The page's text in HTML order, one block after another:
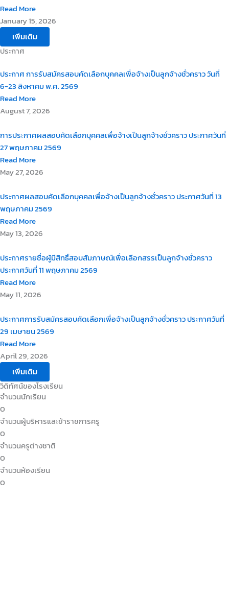
Read More
January 15, 2026
เพิ่มเติม
ประกาศ
ประกาศ การรับสมัครสอบคัดเลือกบุคคลเพื่อจ้างเป็นลูกจ้างชั่วคราว วันที่
6-23 สิงหาคม พ.ศ. 2569
Read More
August 7, 2026
การประกาศผลสอบคัดเลือกบุคคลเพื่อจ้างเป็นลูกจ้างชั่วคราว ประกาศวันที่
27 พฤษภาคม 2569
Read More
May 27, 2026
ประกาศผลสอบคัดเลือกบุคคลเพื่อจ้างเป็นลูกจ้างชั่วคราว ประกาศวันที่ 13
พฤษภาคม 2569
Read More
May 13, 2026
ประกาศรายชื่อผู้มีสิทธิ์สอบสัมภาษณ์เพื่อเลือกสรรเป็นลูกจ้างชั่วคราว
ประกาศวันที่ 11 พฤษภาคม 2569
Read More
May 11, 2026
ประกาศการรับสมัครสอบคัดเลือกเพื่อจ้างเป็นลูกจ้างชั่วคราว ประกาศวันที่
29 เมษายน 2569
Read More
April 29, 2026
เพิ่มเติม
วิดิทัศน์ของโรงเรียน
จำนวนนักเรียน
0
จำนวนผู้บริหารและข้าราชการครู
0
จำนวนครูต่างชาติ
0
จำนวนห้องเรียน
0